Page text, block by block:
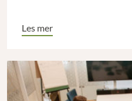
Les mer